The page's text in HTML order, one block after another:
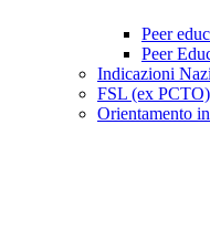
Peer
Peer
Indicazioni
FSL (ex
Orientamento